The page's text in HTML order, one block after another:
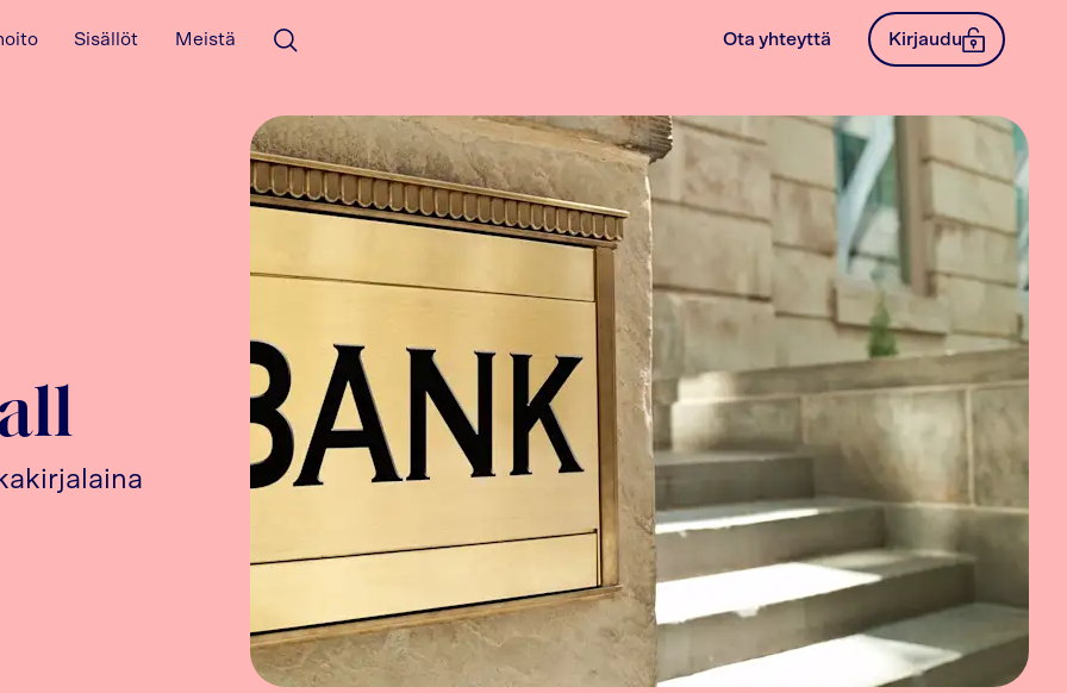
Sisällöt Meistä
Avaa haku
Ota yhteyttä Kirjaudu